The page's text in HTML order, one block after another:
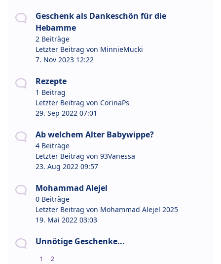
Geschenk als Dankeschön für die
Hebamme
2 Beiträge
Letzter Beitrag von MinnieMucki
7. Nov 2023 12:22
Rezepte
1 Beitrag
Letzter Beitrag von CorinaPs
29. Sep 2022 07:01
Ab welchem Alter Babywippe?
4 Beiträge
Letzter Beitrag von 93Vanessa
23. Aug 2022 09:57
Mohammad Alejel
0 Beiträge
Letzter Beitrag von Mohammad Alejel 2025
19. Mai 2022 03:03
Unnötige Geschenke...
1 2